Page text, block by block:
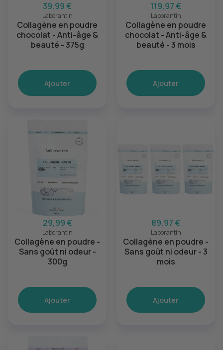
39,99 €
Laborantin
Collagène en poudre
chocolat - Anti-âge &
beauté - 375g
Ajouter
119,97 €
Laborantin
Collagène en poudre
chocolat - Anti-âge &
beauté - 3 mois
Ajouter
29,99 €
Laborantin
Collagène en poudre -
Sans goût ni odeur -
300g
Ajouter
89,97 €
Laborantin
Collagène en poudre -
Sans goût ni odeur - 3
mois
Ajouter